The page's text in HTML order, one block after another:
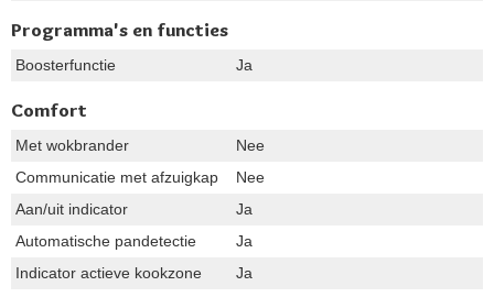
Programma's en functies
Boosterfunctie Ja
Comfort
Met wokbrander
Nee
Communicatie met afzuigkap
Nee
Aan/uit indicator
Ja
Automatische pandetectie
Ja
Indicator actieve kookzone
Ja